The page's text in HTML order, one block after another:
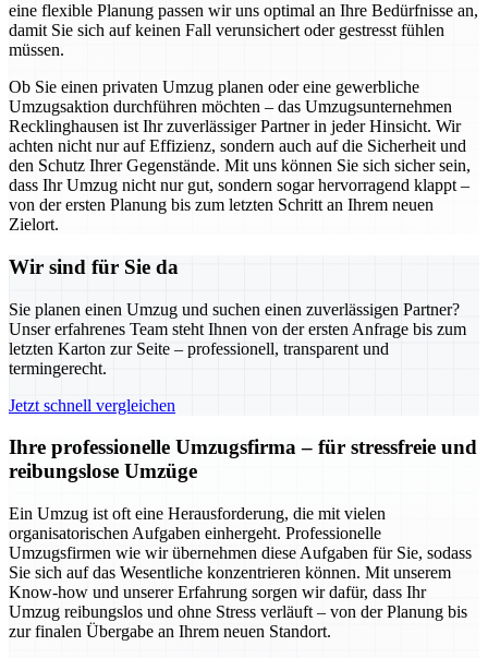
eine flexible Planung passen wir uns optimal an Ihre Bedürfnisse an,
damit Sie sich auf keinen Fall verunsichert oder gestresst fühlen
müssen.
Ob Sie einen privaten Umzug planen oder eine gewerbliche
Umzugsaktion durchführen möchten – das Umzugsunternehmen
Recklinghausen ist Ihr zuverlässiger Partner in jeder Hinsicht. Wir
achten nicht nur auf Effizienz, sondern auch auf die Sicherheit und
den Schutz Ihrer Gegenstände. Mit uns können Sie sich sicher sein,
dass Ihr Umzug nicht nur gut, sondern sogar hervorragend klappt –
von der ersten Planung bis zum letzten Schritt an Ihrem neuen
Zielort.
Wir sind für Sie da
Sie planen einen Umzug und suchen einen zuverlässigen Partner?
Unser erfahrenes Team steht Ihnen von der ersten Anfrage bis zum
letzten Karton zur Seite – professionell, transparent und
termingerecht.
Jetzt schnell vergleichen
Ihre professionelle Umzugsfirma – für stressfreie und
reibungslose Umzüge
Ein Umzug ist oft eine Herausforderung, die mit vielen
organisatorischen Aufgaben einhergeht. Professionelle
Umzugsfirmen wie wir übernehmen diese Aufgaben für Sie, sodass
Sie sich auf das Wesentliche konzentrieren können. Mit unserem
Know-how und unserer Erfahrung sorgen wir dafür, dass Ihr
Umzug reibungslos und ohne Stress verläuft – von der Planung bis
zur finalen Übergabe an Ihrem neuen Standort.